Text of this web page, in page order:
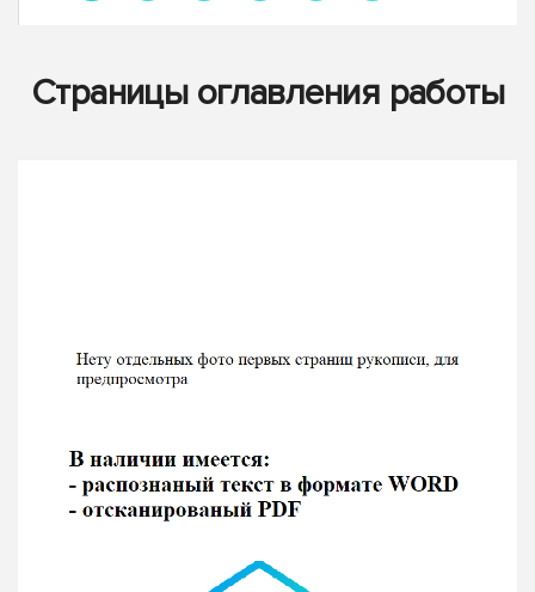
Страницы оглавления работы